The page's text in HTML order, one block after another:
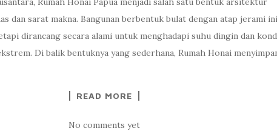
dan sarat makna. Bangunan berbentuk bulat dengan atap jerami
dirancang secara alami untuk menghadapi suhu dingin dan
Di balik bentuknya yang sederhana, Rumah Honai
READ MORE
No comments yet